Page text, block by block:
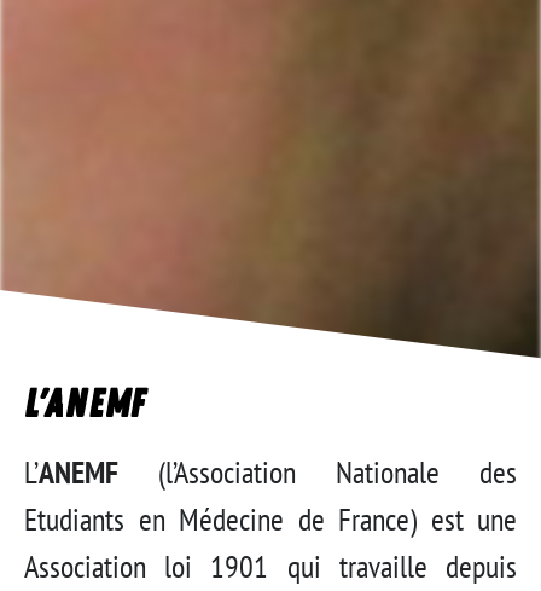
L'ANEMF
L’ANEMF (l’Association Nationale des
Etudiants en Médecine de France) est une
Association loi 1901 qui travaille depuis